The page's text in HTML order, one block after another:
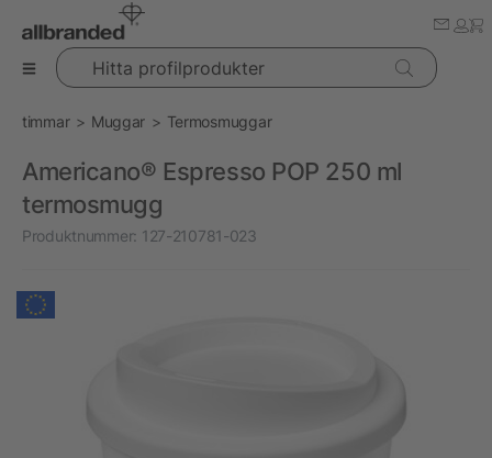
Hitta profilprodukter
timmar Muggar Termosmuggar
Americano® Espresso POP 250 ml
termosmugg
Produktnummer: 127-210781-023